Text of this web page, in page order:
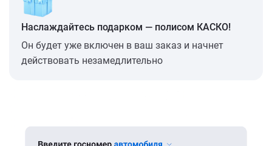
Наслаждайтесь подарком — полисом КАСКО!
Он будет уже включен в ваш заказ и начнет
действовать незамедлительно